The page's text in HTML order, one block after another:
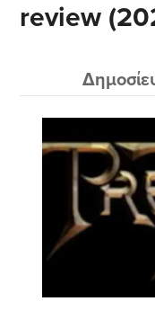
και ο
review